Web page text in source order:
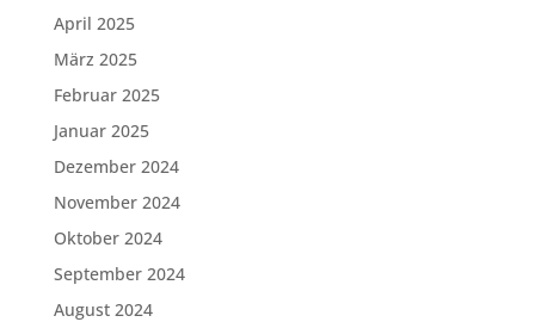
April 2025
März 2025
Februar 2025
Januar 2025
Dezember 2024
November 2024
Oktober 2024
September 2024
August 2024